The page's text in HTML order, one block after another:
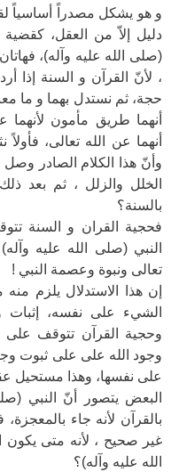
و هو يشكل مصدراً أساسياً
دليل إلاّ من العقل،
(صلى الله عليه وآله)،
، لأنّ القرآن و السنة إذا
حجة، ثم نستدل بهما و ما
أنهما طريق مأمون لأنهما
أنهما عن الله تعالى،
وأنّ هذا الكلام الصادر
الخلل والزلل ، ثم بعد
بالسنة؟
فحجية القران و السنة
النبي (صلى الله عليه
تعالى ونبوة وعصمة النبي !
إن هذا الاستدلال يلزم
الشيء على نفسه، إثبات
وحجية القرآن تتوقف على
وجود الله على على ثبوت
على نفسها، وهذا مستحيل
البعض يتصور أنّ النبي
بالقرآن لأنه جاء
غير صحيح ، لأنه متى
الله عليه وآله)؟